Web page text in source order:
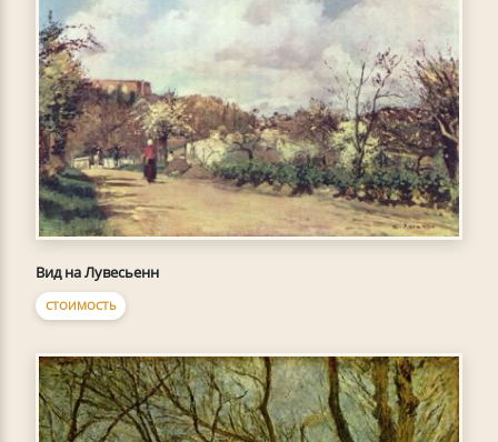
Вид на Лувесьенн
СТОИМОСТЬ